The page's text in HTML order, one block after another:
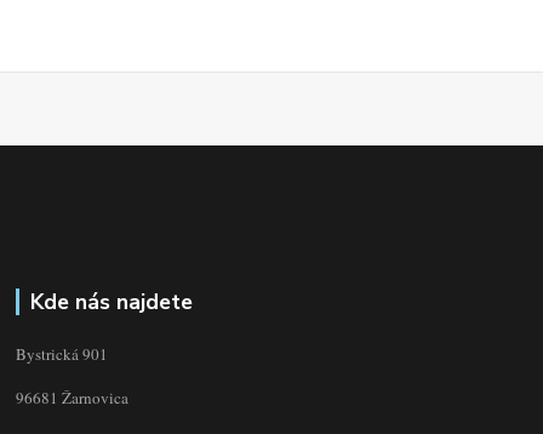
Kde nás najdete
Bystrická 901
96681 Žarnovica